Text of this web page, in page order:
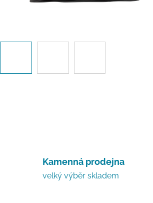
Kamenná prodejna
velký výběr skladem